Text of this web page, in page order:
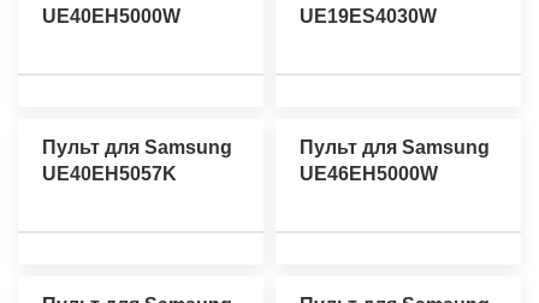
UE40EH5000W
UE19ES4030W
Пульт для Samsung
UE40EH5057K
Пульт для Samsung
UE46EH5000W